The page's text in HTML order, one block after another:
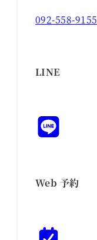
092-558-9155
LINE
Web 予約